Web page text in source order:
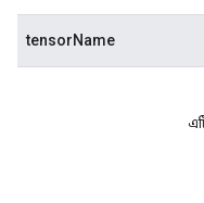
tensorName